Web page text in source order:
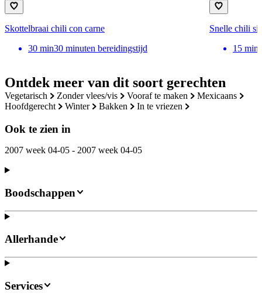
Ontdek meer van dit soort gerechten
vegetarisch zonder vlees/vis vooraf te maken
mexicaans
hoofdgerecht
winter bakken in te vriezen
Ook te zien in
2007 week 04-05 - 2007 week 04-05
Skottelbraai chili con carne
30 min30 minuten bereidingstijd
Snelle chili
15 min
Boodschappen
Allerhande
Services